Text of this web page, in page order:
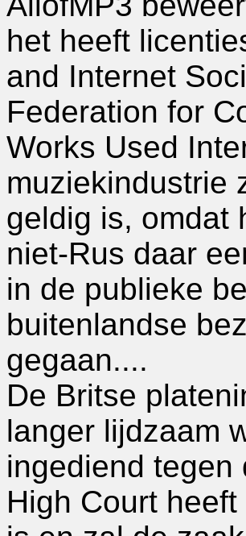
het heeft
and Internet
Federation for
Works Used
muziekindustrie
geldig is, omdat
niet-Rus daar
in de publieke
buitenlandse
gegaan....
De Britse
langer lijdzaam
ingediend tegen
High Court